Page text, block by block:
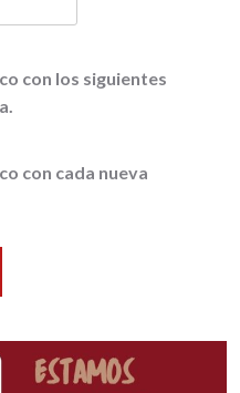
con los siguientes
con cada nueva